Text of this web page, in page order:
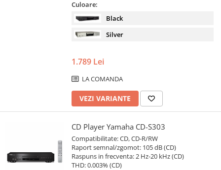
Culoare:
Black
Silver
1.789 Lei
LA COMANDA
VEZI VARIANTE
CD Player Yamaha CD-S303
Compatibilitate: CD, CD-R/RW
Raport semnal/zgomot: 105 dB (CD)
Raspuns in frecventa: 2 Hz-20 kHz (CD)
THD: 0.003% (CD)